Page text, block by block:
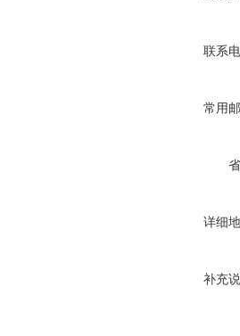
联系
常用
详细
补充